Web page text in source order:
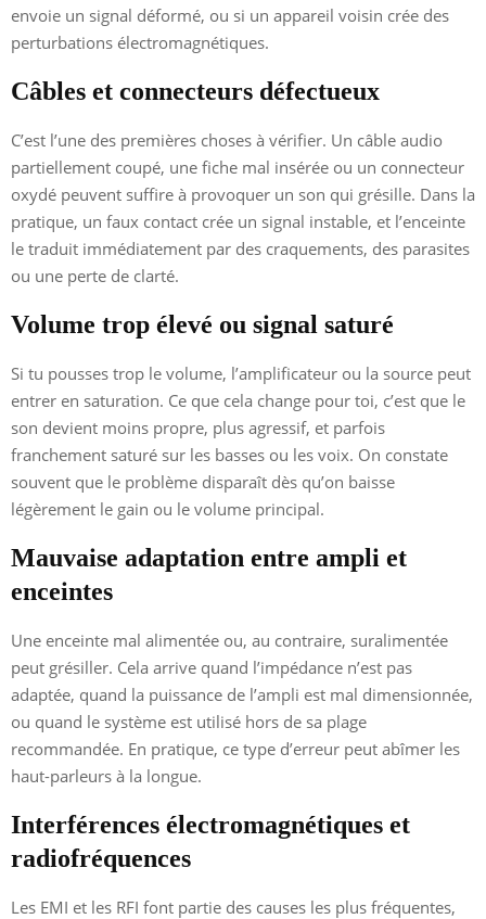
envoie un signal déformé, ou si un appareil voisin crée des
perturbations électromagnétiques.
Câbles et connecteurs défectueux
C’est l’une des premières choses à vérifier. Un câble audio
partiellement coupé, une fiche mal insérée ou un connecteur
oxydé peuvent suffire à provoquer un son qui grésille. Dans la
pratique, un faux contact crée un signal instable, et l’enceinte
le traduit immédiatement par des craquements, des parasites
ou une perte de clarté.
Volume trop élevé ou signal saturé
Si tu pousses trop le volume, l’amplificateur ou la source peut
entrer en saturation. Ce que cela change pour toi, c’est que le
son devient moins propre, plus agressif, et parfois
franchement saturé sur les basses ou les voix. On constate
souvent que le problème disparaît dès qu’on baisse
légèrement le gain ou le volume principal.
Mauvaise adaptation entre ampli et
enceintes
Une enceinte mal alimentée ou, au contraire, suralimentée
peut grésiller. Cela arrive quand l’impédance n’est pas
adaptée, quand la puissance de l’ampli est mal dimensionnée,
ou quand le système est utilisé hors de sa plage
recommandée. En pratique, ce type d’erreur peut abîmer les
haut-parleurs à la longue.
Interférences électromagnétiques et
radiofréquences
Les EMI et les RFI font partie des causes les plus fréquentes,